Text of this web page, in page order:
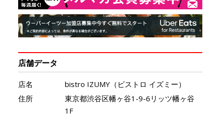
店舗データ
店名
bistro IZUMY（ビストロ イズミー）
住所
東京都渋谷区幡ヶ谷1-9-6リッツ幡ヶ谷
1F